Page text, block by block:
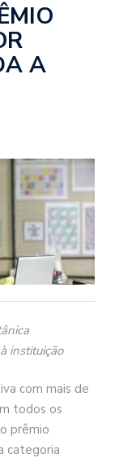
A
instituição
com mais de
todos os
prêmio
categoria